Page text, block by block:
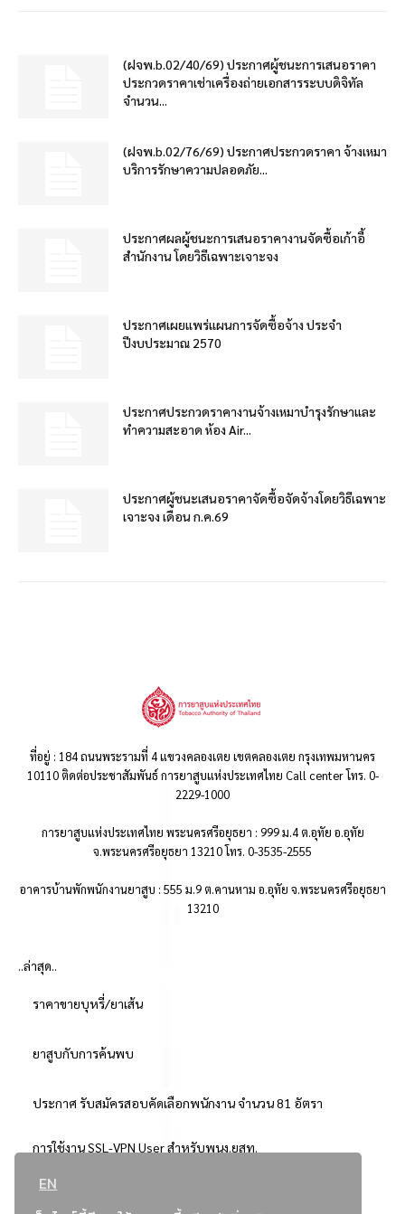
EN
(ฝจพ.b.02/40/69) ประกาศผู้ชนะการเสนอราคา
ประกวดราคาเช่าเครื่องถ่ายเอกสารระบบดิจิทัล
จำนวน...
(ฝจพ.b.02/76/69) ประกาศประกวดราคา จ้างเหมา
บริการรักษาความปลอดภัย...
ประกาศผลผู้ชนะการเสนอราคางานจัดซื้อเก้าอี้
สำนักงาน โดยวิธีเฉพาะเจาะจง
ประกาศเผยแพร่แผนการจัดซื้อจ้าง ประจำ
ปีงบประมาณ 2570
ประกาศประกวดราคางานจ้างเหมาบำรุงรักษาและ
ทำความสะอาด ห้อง Air...
ประกาศผู้ชนะเสนอราคาจัดซื้อจัดจ้างโดยวิธีเฉพาะ
เจาะจง เดือน ก.ค.69
ที่อยู่ : 184 ถนนพระรามที่ 4 แขวงคลองเตย เขตคลองเตย กรุงเทพมหานคร
10110 ติดต่อประชาสัมพันธ์ การยาสูบแห่งประเทศไทย Call center โทร. 0-
2229-1000
การยาสูบแห่งประเทศไทย พระนครศรีอยุธยา : 999 ม.4 ต.อุทัย อ.อุทัย
จ.พระนครศรีอยุธยา 13210 โทร. 0-3535-2555
อาคารบ้านพักพนักงานยาสูบ : 555 ม.9 ต.คานหาม อ.อุทัย จ.พระนครศรีอยุธยา
13210
..ล่าสุด..
ราคาขายบุหรี่/ยาเส้น
ยาสูบกับการค้นพบ
ประกาศ รับสมัครสอบคัดเลือกพนักงาน จำนวน 81 อัตรา
การใช้งาน SSL-VPN User สำหรับพนง.ยสท.
..ยอดนิยม..